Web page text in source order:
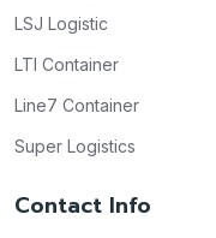
LSJ Logistic
LTI Container
Line7 Container
Super Logistics
Contact Info